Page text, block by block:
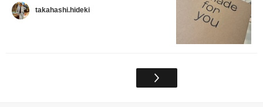
takahashi.hideki